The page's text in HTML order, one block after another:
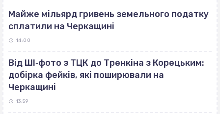
Майже мільярд гривень земельного податку
сплатили на Черкащині
14:00
Від ШІ‐фото з ТЦК до Тренкіна з Корецьким:
добірка фейків, які поширювали на
Черкащині
13:59